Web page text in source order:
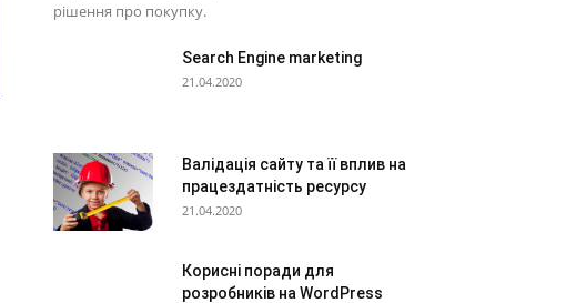
рішення про покупку.
Search Engine marketing
21.04.2020
Валідація сайту та її вплив на
працездатність ресурсу
21.04.2020
Корисні поради для
розробників на WordPress